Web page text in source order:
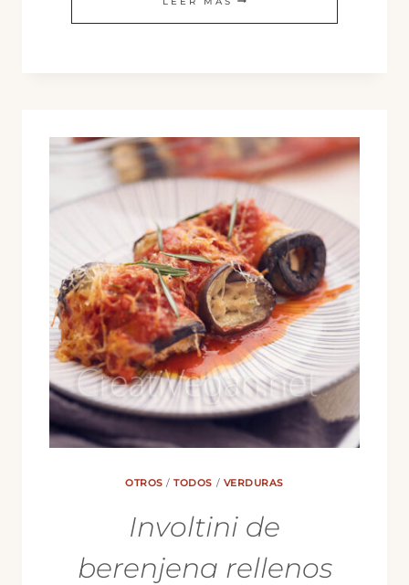
VEGANA
OTROS /TODOS / VERDURAS
Involtini de
berenjena rellenos